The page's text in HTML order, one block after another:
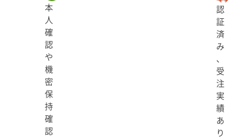
本
人
確
認
や
機
密
保
持
確
認
認
証
済
み
、
受
注
実
績
あ
り